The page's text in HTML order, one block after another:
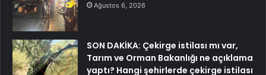
Ağustos 6, 2026
SON DAKİKA: Çekirge istilası mı var,
Tarım ve Orman Bakanlığı ne açıklama
yaptı? Hangi şehirlerde çekirge istilası